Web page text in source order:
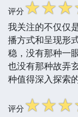
评分☆☆☆
我关注的不仅仅
播方式和呈现形
稳，没有那种一
也没有那种故弄
种值得深入探索
评分☆☆☆